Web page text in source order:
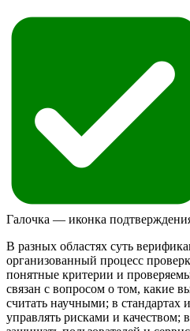
Галочка — иконка
В разных областях суть
организованный процесс
понятные критерии и
связан с вопросом о том, какие
считать научными; в стандартах
управлять рисками и